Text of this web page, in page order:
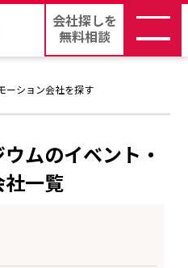
会社探しを
無料相談
ーション会社を探す
ムのイベント・
一覧